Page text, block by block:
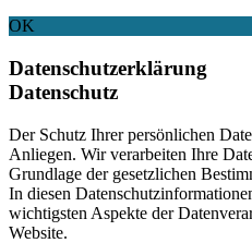
OK
Datenschutzerklärung
Datenschutz
Der Schutz Ihrer persönlichen
Anliegen. Wir verarbeiten Ihre
Grundlage der gesetzlichen
In diesen
wichtigsten Aspekte der
Website.